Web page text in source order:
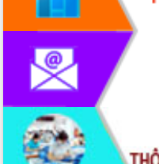
phát triển mới
Thường trực HĐND tỉnh Đắk Lắk gặp
mặt Đoàn chuyên gia y tế TP. Hồ Chí
Minh
Lễ truy điệu và an táng hài cốt liệt sĩ
tại Nghĩa trang Liệt sĩ xã Sơn Hòa
Bàn giải pháp tháo gỡ khó khăn trong
xuất khẩu sầu riêng và triển khai quy
định EUDR